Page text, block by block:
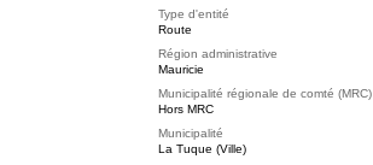
Type d'entité
Route
Région administrative
Mauricie
Municipalité régionale de comté (MRC)
Hors MRC
Municipalité
La Tuque (Ville)